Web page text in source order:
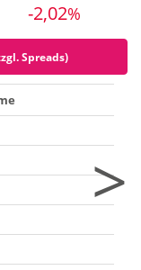
-2,02%
Spreads)
>